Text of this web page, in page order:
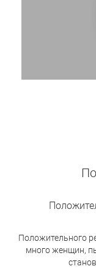
Положительного
много женщин,